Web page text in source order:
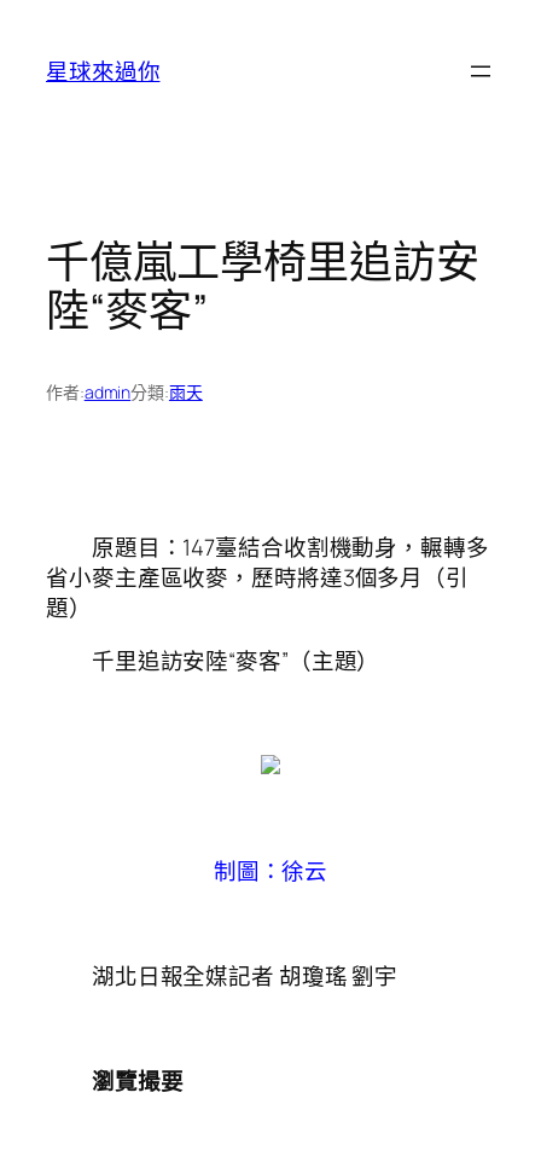
星球來過你
千億嵐工學椅里追訪安
陸“麥客”
作者:admin分類:雨天
原題目：147臺結合收割機動身，輾轉多
省小麥主產區收麥，歷時將達3個多月（引
題）
千里追訪安陸“麥客”（主題）
制圖：徐云
湖北日報全媒記者 胡瓊瑤 劉宇
瀏覽撮要